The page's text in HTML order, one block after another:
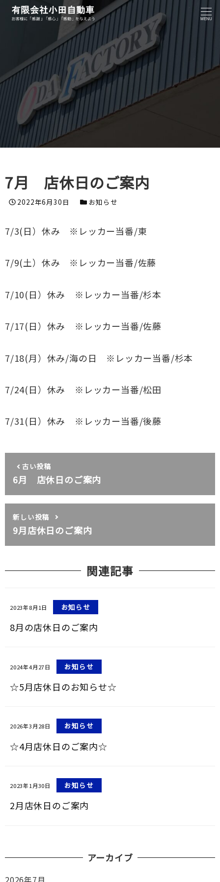
MENU
7月 店休日のご案内
投稿日
2022年6月30日 カテゴリー
お知らせ
7/3(日）休み ※レッカー当番/東
7/9(土）休み ※レッカー当番/佐藤
7/10(日）休み ※レッカー当番/杉本
7/17(日）休み ※レッカー当番/佐藤
7/18(月）休み/海の日 ※レッカー当番/杉本
7/24(日）休み ※レッカー当番/松田
7/31(日）休み ※レッカー当番/後藤
古い投稿
6月 店休日のご案内
新しい投稿
9月店休日のご案内
関連記事
8月の店休日のご案内
2023年8月1日 お知らせ
☆5月店休日のお知らせ☆
2024年4月27日 お知らせ
☆4月店休日のご案内☆
2026年3月28日 お知らせ
2月店休日のご案内
2023年1月30日 お知らせ
アーカイブ